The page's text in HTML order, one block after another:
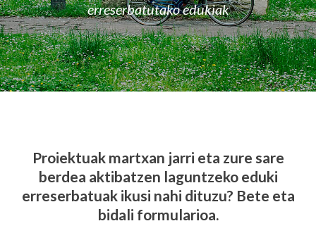
erreserbatutako edukiak
Proiektuak martxan jarri eta zure sare
berdea aktibatzen laguntzeko eduki
erreserbatuak ikusi nahi dituzu? Bete eta
bidali formularioa.